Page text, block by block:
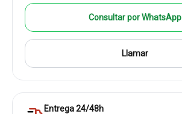
Consultar por WhatsApp
Llamar
Entrega 24/48h